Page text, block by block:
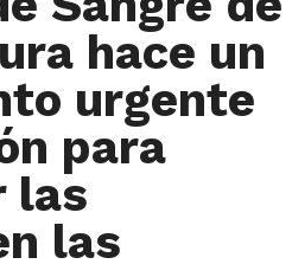
hace un
urgente
para
las
las